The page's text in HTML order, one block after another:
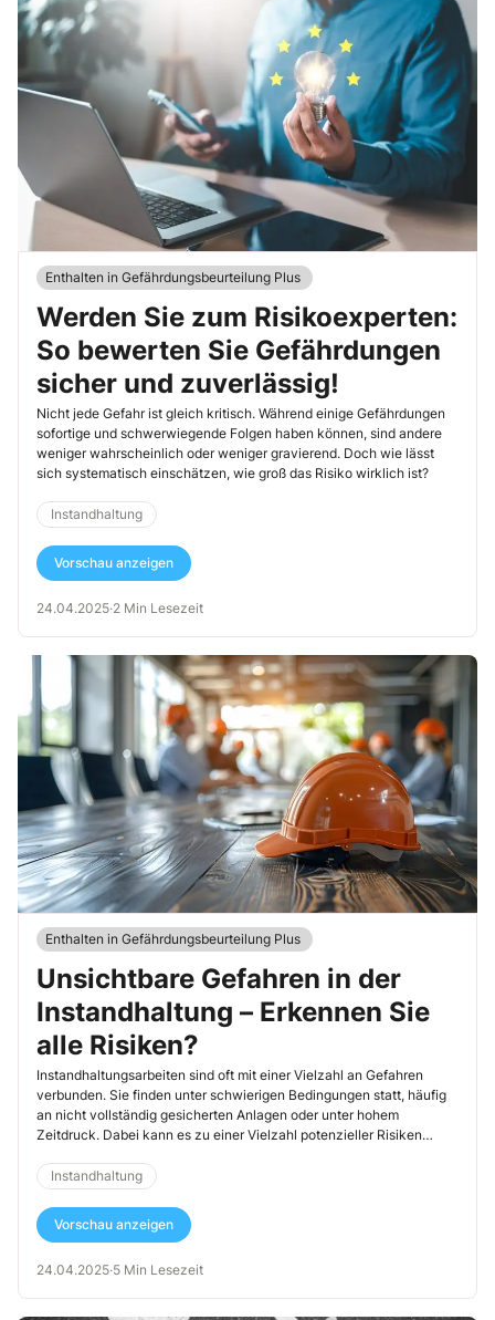
Enthalten in Gefährdungsbeurteilung Plus
Werden Sie zum Risikoexperten:
So bewerten Sie Gefährdungen
sicher und zuverlässig!
Nicht jede Gefahr ist gleich kritisch. Während einige Gefährdungen
sofortige und schwerwiegende Folgen haben können, sind andere
weniger wahrscheinlich oder weniger gravierend. Doch wie lässt
sich systematisch einschätzen, wie groß das Risiko wirklich ist?
Instandhaltung
Vorschau anzeigen
24.04.2025·2 Min Lesezeit
Enthalten in Gefährdungsbeurteilung Plus
Unsichtbare Gefahren in der
Instandhaltung – Erkennen Sie
alle Risiken?
Instandhaltungsarbeiten sind oft mit einer Vielzahl an Gefahren
verbunden. Sie finden unter schwierigen Bedingungen statt, häufig
an nicht vollständig gesicherten Anlagen oder unter hohem
Zeitdruck. Dabei kann es zu einer Vielzahl potenzieller Risiken
müssen. Denn nur wer alle Gefahren kennt, kann sie auch wirksam
minimieren.
Instandhaltung
Vorschau anzeigen
24.04.2025·5 Min Lesezeit